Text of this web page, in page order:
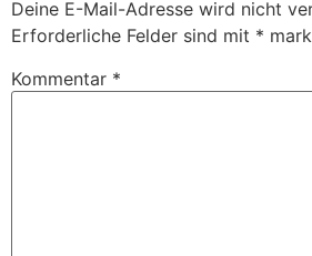
Deine E-Mail-Adresse wird nicht
Erforderliche Felder sind mit *
Kommentar *